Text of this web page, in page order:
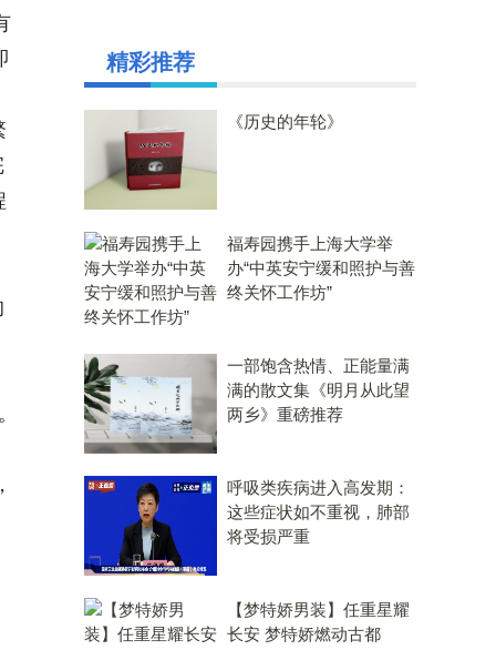
精彩推荐
《历史的年轮》
福寿园携手上海大学举
办“中英安宁缓和照护与善
终关怀工作坊”
一部饱含热情、正能量满
满的散文集《明月从此望
两乡》重磅推荐
呼吸类疾病进入高发期：
这些症状如不重视，肺部
将受损严重
【梦特娇男装】任重星耀
长安 梦特娇燃动古都